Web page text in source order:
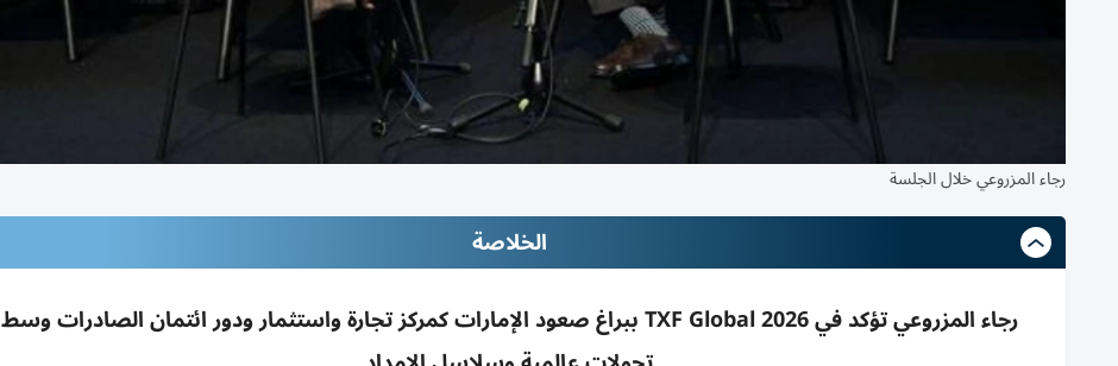
رجاء المزروعي خلال الجلسة
الخلاصة
رجاء المزروعي تؤكد في TXF Global 2026 ببراغ صعود الإمارات كمركز تجارة واستثمار ودور ائتمان الصادرات وسط